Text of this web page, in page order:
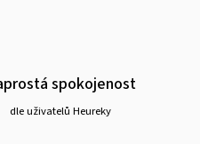
spokojenost
dle uživatelů Heureky